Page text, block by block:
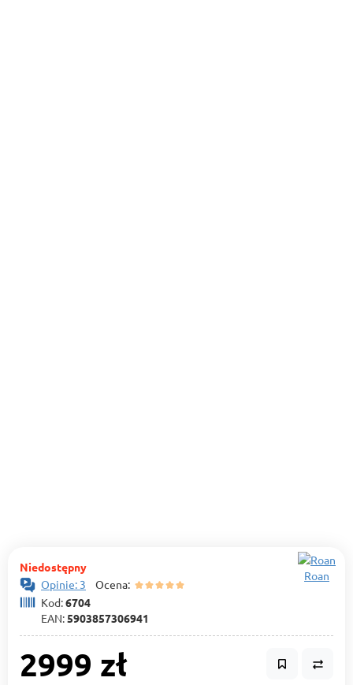
Niedostępny
Opinie: 3 Ocena:
Kod:6704
EAN:5903857306941
Roan
2999 zł